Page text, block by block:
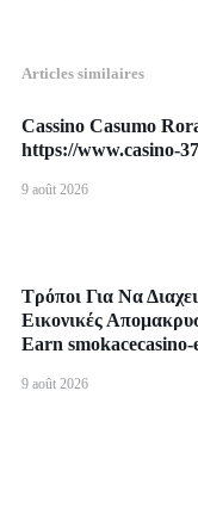
Articles similaires
Cassino Casumo
https://www.casino-
9 août 2026
Τρόποι Για Να
Εικονικές
Earn smokacecasino-
9 août 2026